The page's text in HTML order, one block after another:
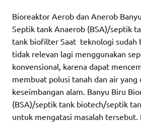
Bioreaktor Aerob dan Anerob
Septik tank Anaerob (BSA)/septik
tank biofilter Saat teknologi sudah
tidak relevan lagi menggunakan
konvensional, karena dapat
membuat polusi tanah dan air yang
keseimbangan alam. Banyu Biru
(BSA)/septik tank biotech/septik
untuk mengatasi masalah tersebut.